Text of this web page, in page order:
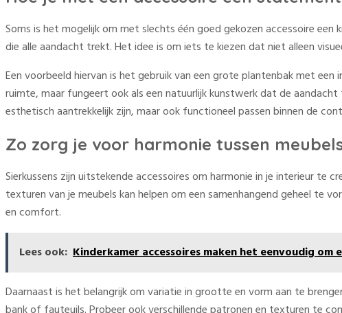
Soms is het mogelijk om met slechts één goed gekozen accessoire
die alle aandacht trekt. Het idee is om iets te kiezen dat niet alleen
Een voorbeeld hiervan is het gebruik van een grote plantenbak met
ruimte, maar fungeert ook als een natuurlijk kunstwerk dat de
esthetisch aantrekkelijk zijn, maar ook functioneel passen binnen de
Zo zorg je voor harmonie tussen
Sierkussens zijn uitstekende accessoires om harmonie in je interieur te
texturen van je meubels kan helpen om een samenhangend geheel te
en comfort.
Lees ook: Kinderkamer accessoires maken het eenvoudig om
Daarnaast is het belangrijk om variatie in grootte en vorm aan te